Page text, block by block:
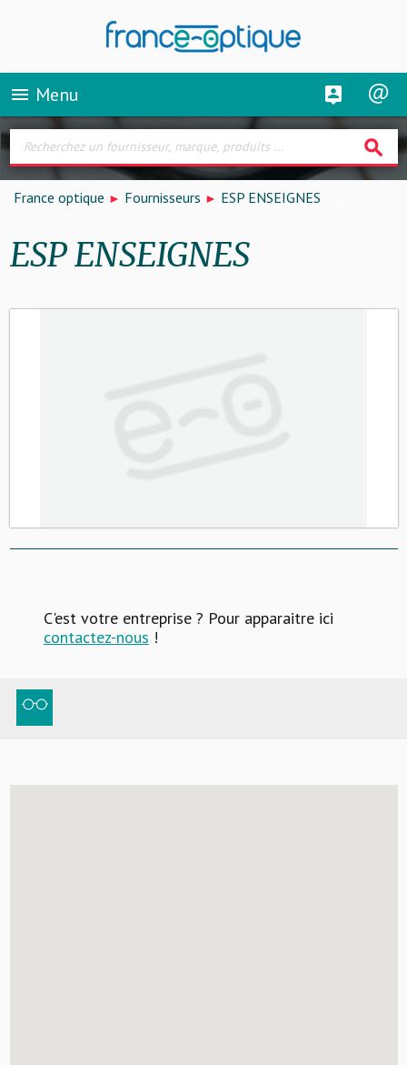
menu Menu
search
France optique Fournisseurs ESP ENSEIGNES
ESP ENSEIGNES
C'est votre entreprise ? Pour apparaitre ici
contactez-nous !